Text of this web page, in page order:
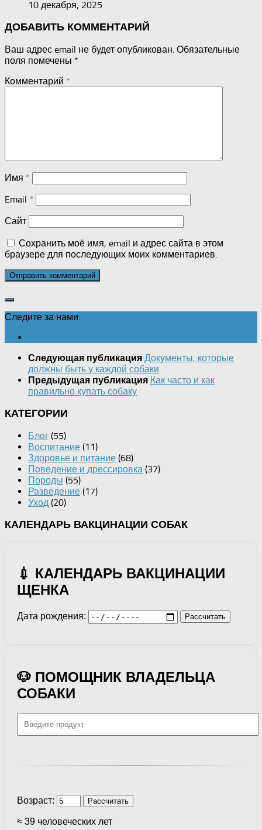
10 декабря, 2025
ДОБАВИТЬ КОММЕНТАРИЙ
Ваш адрес email не будет опубликован. Обязательные
поля помечены *
Комментарий *
Имя *
Email *
Сайт
Сохранить моё имя, email и адрес сайта в этом
браузере для последующих моих комментариев.
Следите за нами:
Следующая публикация Документы, которые
должны быть у каждой собаки
Предыдущая публикация Как часто и как
правильно купать собаку
КАТЕГОРИИ
Блог (55)
Воспитание (11)
Здоровье и питание (68)
Поведение и дрессировка (37)
Породы (55)
Разведение (17)
Уход (20)
КАЛЕНДАРЬ ВАКЦИНАЦИИ СОБАК
💉 КАЛЕНДАРЬ ВАКЦИНАЦИИ
ЩЕНКА
Дата рождения: Рассчитать
🐶 ПОМОЩНИК ВЛАДЕЛЬЦА
СОБАКИ
Возраст: Рассчитать
≈ 39 человеческих лет